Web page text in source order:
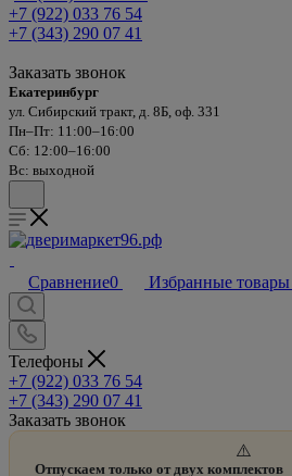
+7 (922) 033 76 54
+7 (343) 290 07 41
Заказать звонок
Екатеринбург
ул. Сибирский тракт, д. 8Б, оф. 331
Пн–Пт: 11:00–16:00
Сб: 12:00–16:00
Вс: выходной
Сравнение0 Избранные товары
Телефоны
+7 (922) 033 76 54
+7 (343) 290 07 41
Заказать звонок
⚠️
Отпускаем только от двух комплектов